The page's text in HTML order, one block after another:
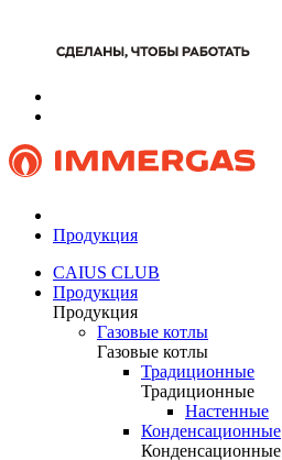
Продукция
CAIUS CLUB
Продукция
Продукция
Газовые котлы
Газовые котлы
Традиционные
Традиционные
Настенные
Конденсационные
Конденсационные